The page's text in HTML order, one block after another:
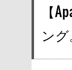
【
ング